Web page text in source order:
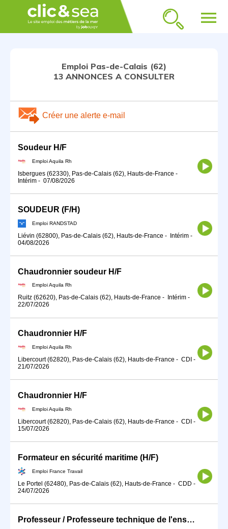
menu
Emploi Pas-de-Calais (62)
13 ANNONCES A CONSULTER
Créer une alerte e-mail
Soudeur H/F
Emploi Aquila Rh
Isbergues (62330), Pas-de-Calais (62), Hauts-de-France -
Intérim - 07/08/2026
SOUDEUR (F/H)
Emploi RANDSTAD
Liévin (62800), Pas-de-Calais (62), Hauts-de-France - Intérim -
04/08/2026
Chaudronnier soudeur H/F
Emploi Aquila Rh
Ruitz (62620), Pas-de-Calais (62), Hauts-de-France - Intérim -
22/07/2026
Chaudronnier H/F
Emploi Aquila Rh
Libercourt (62820), Pas-de-Calais (62), Hauts-de-France - CDI -
21/07/2026
Chaudronnier H/F
Emploi Aquila Rh
Libercourt (62820), Pas-de-Calais (62), Hauts-de-France - CDI -
15/07/2026
Formateur en sécurité maritime (H/F)
Emploi France Travail
Le Portel (62480), Pas-de-Calais (62), Hauts-de-France - CDD -
24/07/2026
Professeur / Professeure technique de l'enseignement maritime (H/F)